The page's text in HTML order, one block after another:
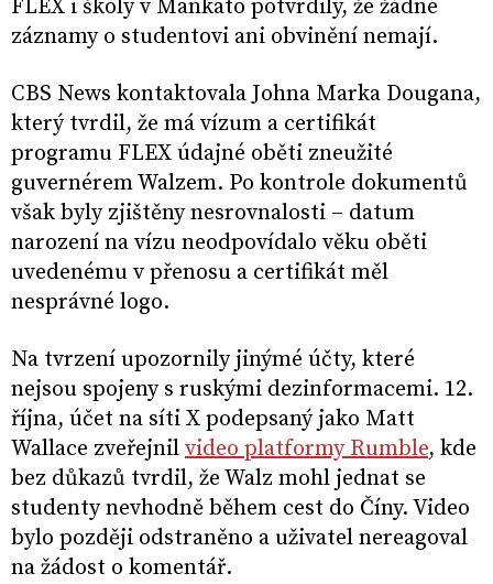
FLEX i školy v Mankato potvrdily, že žádné
záznamy o studentovi ani obvinění nemají.
CBS News kontaktovala Johna Marka Dougana,
který tvrdil, že má vízum a certifikát
programu FLEX údajné oběti zneužité
guvernérem Walzem. Po kontrole dokumentů
však byly zjištěny nesrovnalosti – datum
narození na vízu neodpovídalo věku oběti
uvedenému v přenosu a certifikát měl
nesprávné logo.
Na tvrzení upozornily jinýmé účty, které
nejsou spojeny s ruskými dezinformacemi. 12.
října, účet na síti X podepsaný jako Matt
Wallace zveřejnil video platformy Rumble, kde
bez důkazů tvrdil, že Walz mohl jednat se
studenty nevhodně během cest do Číny. Video
bylo později odstraněno a uživatel nereagoval
na žádost o komentář.